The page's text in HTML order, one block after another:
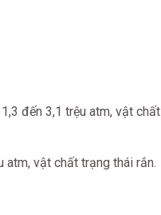
đến 3,1 trệu atm, vật chất
vật chất trạng thái rắn.